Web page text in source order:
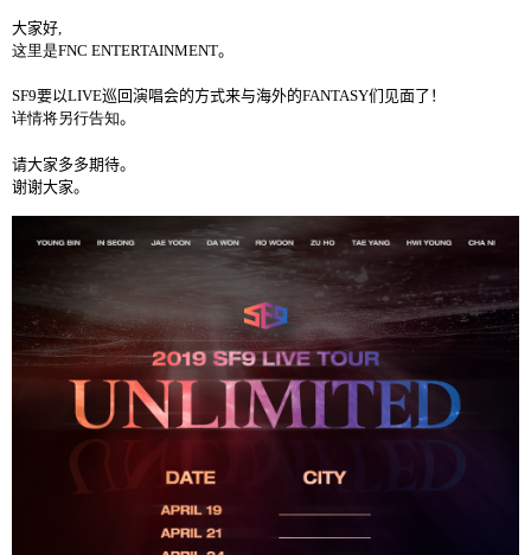
大家好
这里是FNC ENTERTAINMENT。
SF9要以LIVE巡回演唱会的方式来与海外的FANTASY们见面了！
详情将另行告知。
请大家多多期待。
谢谢大家。